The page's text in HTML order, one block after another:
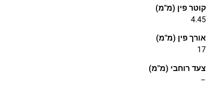
קוטר פין (מ"מ)
4.45
אורך פין (מ"מ)
17
צעד רוחבי (מ"מ)
–